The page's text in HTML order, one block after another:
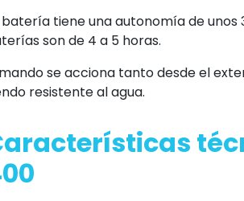
batería tiene una autonomía de unos
son de 4 a 5 horas.
se acciona tanto desde el
resistente al agua.